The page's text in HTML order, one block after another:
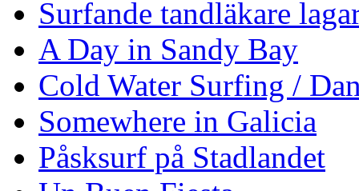
Surfande tandläkare
A Day in Sandy Bay
Cold Water Surfing /
Somewhere in Galicia
Påsksurf på Stadlandet